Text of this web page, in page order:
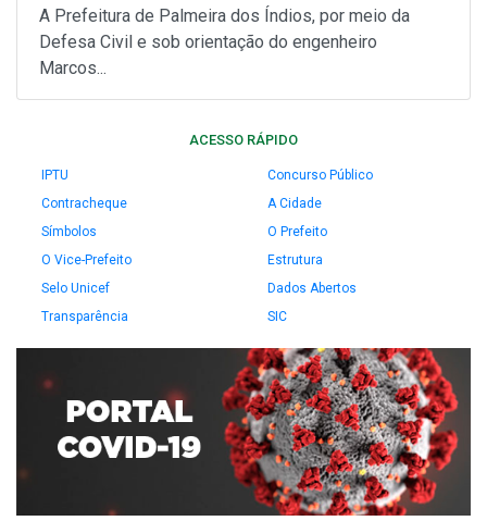
A Prefeitura de Palmeira dos Índios, por meio da
Defesa Civil e sob orientação do engenheiro
Marcos...
ACESSO RÁPIDO
IPTU
Concurso Público
Contracheque
A Cidade
Símbolos
O Prefeito
O Vice-Prefeito
Estrutura
Selo Unicef
Dados Abertos
Transparência
SIC